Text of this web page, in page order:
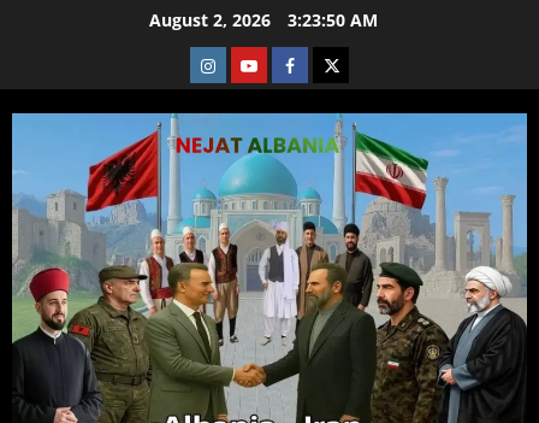
August 2, 2026 3:23:51 AM
Instagram
YoutubeFacebook
X